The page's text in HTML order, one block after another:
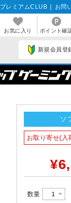
プレミアムCLUB お問
お気に入り ポイント確
新規会員登
ソ
お取り寄せ(入
数量